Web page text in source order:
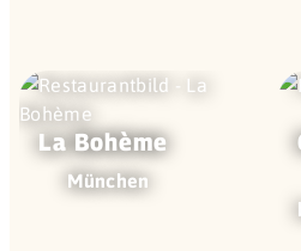
La Bohème
München